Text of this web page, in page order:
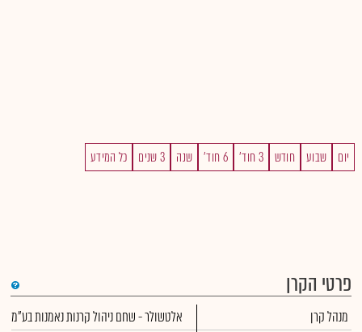
יום שבוע חודש 3 חוד' 6 חוד' שנה 3 שנים כל המידע
פרטי הקרן
מנהל קרן
אלטשולר - שחם ניהול קרנות נאמנות בע"מ